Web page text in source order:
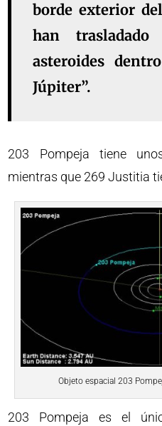
borde exterior
han
asteroides
Júpiter”.
203 Pompeja tiene
mientras que 269 Justitia
Objeto espacial 203
203 Pompeja es el